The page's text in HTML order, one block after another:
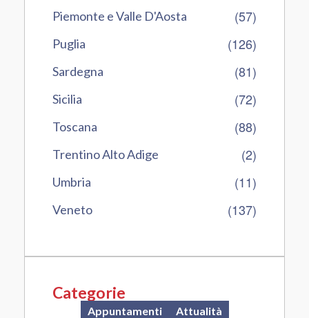
Piemonte e Valle D'Aosta (57)
Puglia (126)
Sardegna (81)
Sicilia (72)
Toscana (88)
Trentino Alto Adige (2)
Umbria (11)
Veneto (137)
Categorie
Appuntamenti
Attualità